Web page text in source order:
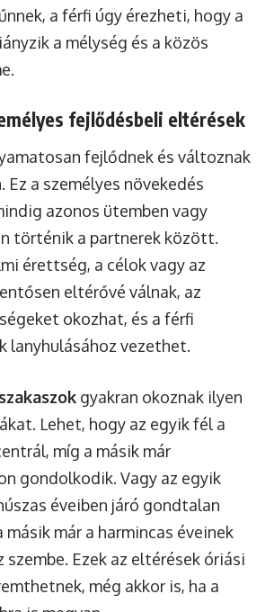
a férfi úgy érezheti, hogy a
a mélység és a közös
fejlődésbeli eltérések
fejlődnek és változnak
Ez a személyes növekedés
azonos ütemben vagy
történik a partnerek között.
érettség, a célok vagy az
eltérővé válnak, az
okozhat, és a férfi
lanyhulásához vezethet.
gyakran okoznak ilyen
Lehet, hogy az egyik fél a
míg a másik már
gondolkodik. Vagy az egyik
éveiben járó gondtalan
már a harmincas éveinek
szembe. Ezek az eltérések óriási
még akkor is, ha a